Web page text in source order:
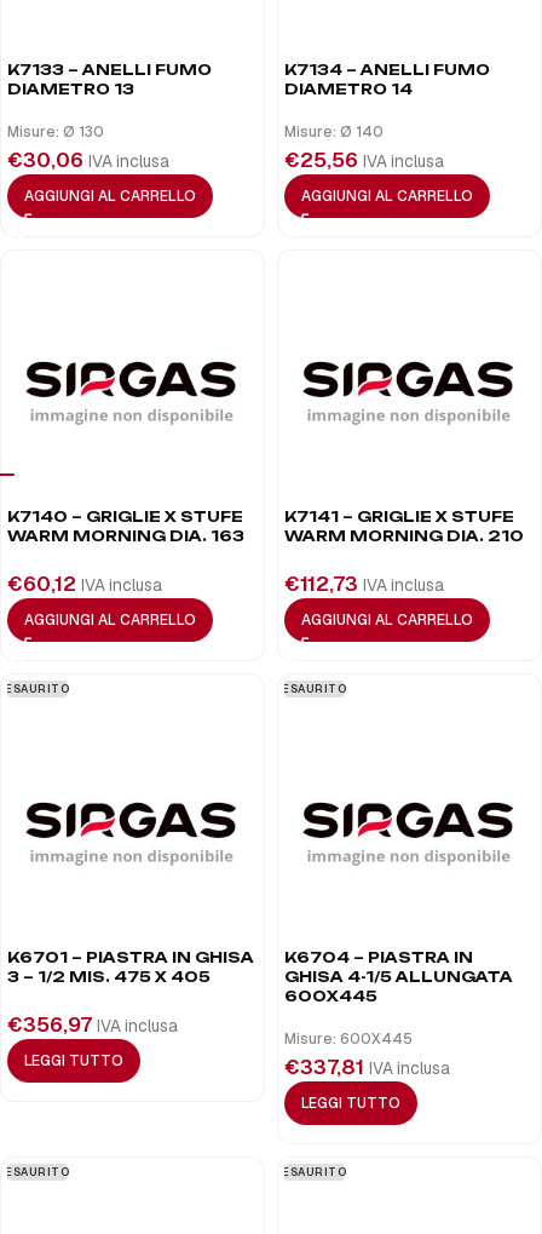
K7133 – ANELLI FUMO
DIAMETRO 13
Misure: Ø 130
€30,06 IVA inclusa
AGGIUNGI AL CARRELLO
K7134 – ANELLI FUMO
DIAMETRO 14
Misure: Ø 140
€25,56 IVA inclusa
AGGIUNGI AL CARRELLO
K7140 – GRIGLIE X STUFE
WARM MORNING DIA. 163
€60,12 IVA inclusa
AGGIUNGI AL CARRELLO
K7141 – GRIGLIE X STUFE
WARM MORNING DIA. 210
€112,73 IVA inclusa
AGGIUNGI AL CARRELLO
ESAURITO
K6701 – PIASTRA IN GHISA
3 – 1/2 MIS. 475 X 405
€356,97 IVA inclusa
LEGGI TUTTO
ESAURITO
K6704 – PIASTRA IN
GHISA 4-1/5 ALLUNGATA
600X445
Misure: 600X445
€337,81 IVA inclusa
LEGGI TUTTO
ESAURITO ESAURITO